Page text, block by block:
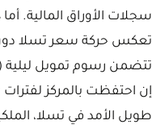
تعكس حركة سعر تسلا دون
إن احتفظت بالمركز لفترات
طويل الأمد في تسلا،